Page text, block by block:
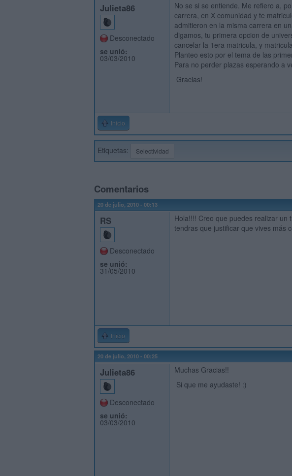
Julieta86
Desconectado
se unió:
03/03/2010
No se si se entiende. Me refiero a,
carrera, en X comunidad y te
admitieron en la misma carrera en
digamos, tu primera opcion de
cancelar la 1era matricula, y
Planteo esto por el tema de las
Para no perder plazas esperando a
Gracias!
Inicio
Etiquetas: Selectividad
Comentarios
20 de julio, 2010 - 00:13
RS
Desconectado
se unió:
31/05/2010
Hola!!!! Creo que puedes realizar
tendras que justificar que vives más
Inicio
20 de julio, 2010 - 00:25
Julieta86
Desconectado
se unió:
03/03/2010
Muchas Gracias!!
Si que me ayudaste! :)